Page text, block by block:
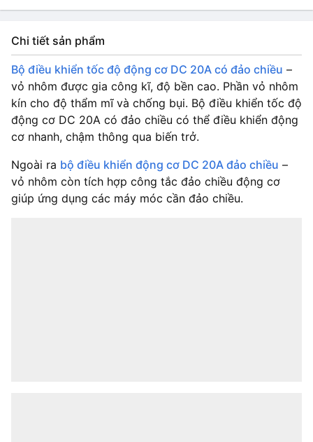
Chi tiết sản phẩm
Bộ điều khiển tốc độ động cơ DC 20A có đảo chiều –
vỏ nhôm được gia công kĩ, độ bền cao. Phần vỏ nhôm
kín cho độ thẩm mĩ và chống bụi. Bộ điều khiển tốc độ
động cơ DC 20A có đảo chiều có thể điều khiển động
cơ nhanh, chậm thông qua biến trở.
Ngoài ra bộ điều khiển động cơ DC 20A đảo chiều –
vỏ nhôm còn tích hợp công tắc đảo chiều động cơ
giúp ứng dụng các máy móc cần đảo chiều.